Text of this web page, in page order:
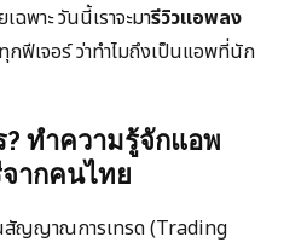
ฉพาะ วันนี้เราจะมารีวิวแอพลง
กฟีเจอร์ ว่าทำไมถึงเป็นแอพที่นัก
? ทำความรู้จักแอพ
ากคนไทย
สัญญาณการเทรด (Trading